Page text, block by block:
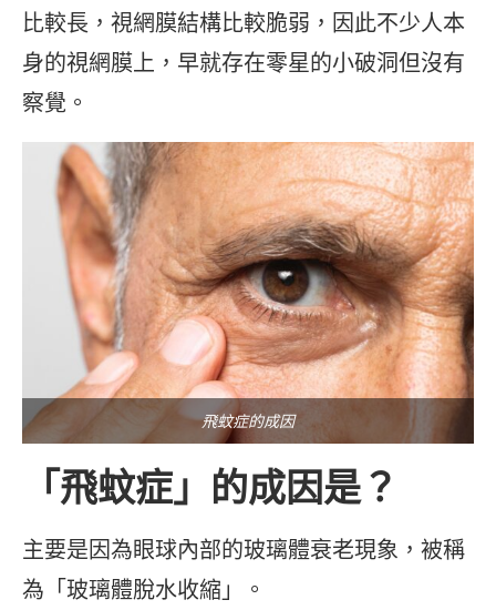
比較長，視網膜結構比較脆弱，因此不少人本
身的視網膜上，早就存在零星的小破洞但沒有
察覺。
飛蚊症的成因
「飛蚊症」的成因是？
主要是因為眼球內部的玻璃體衰老現象，被稱
為「玻璃體脫水收縮」。